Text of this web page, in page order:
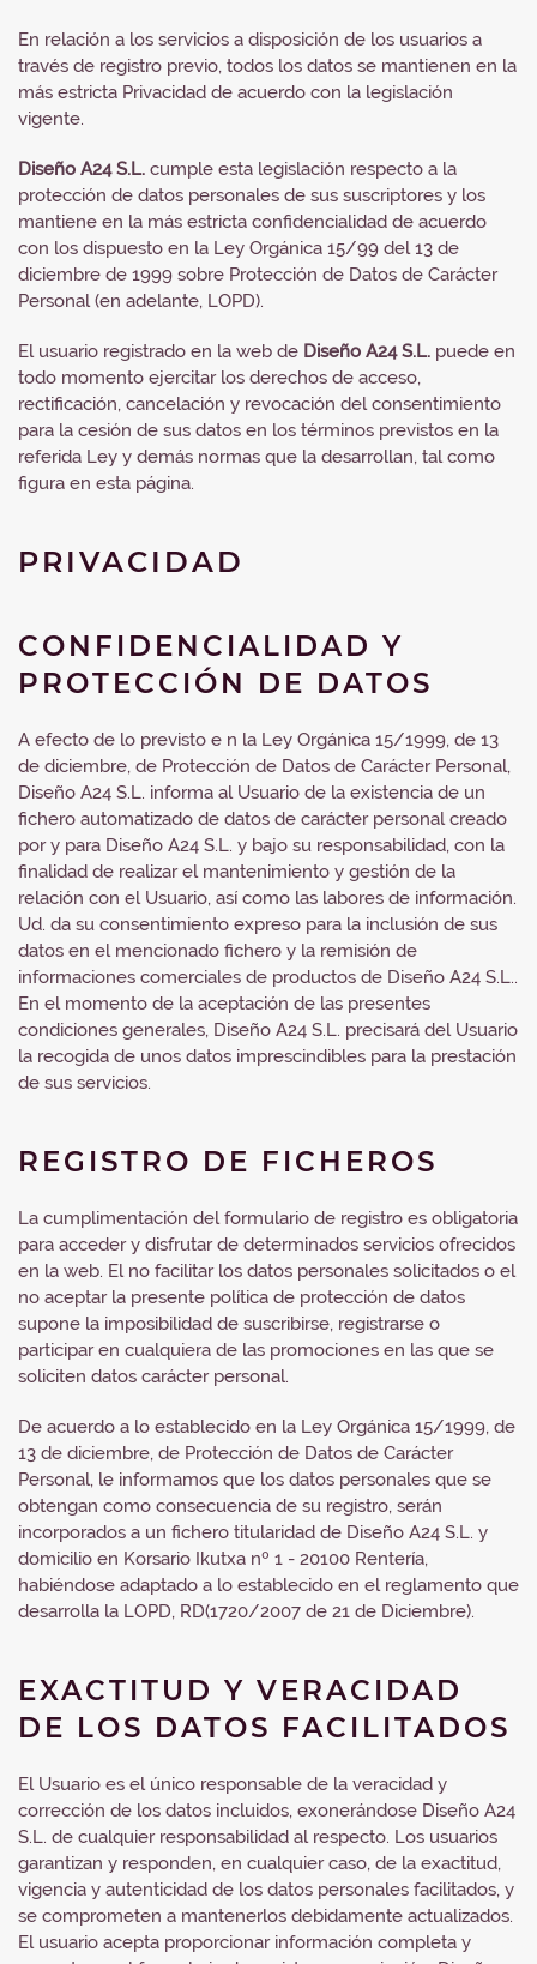
En relación a los servicios a disposición de los usuarios a
través de registro previo, todos los datos se mantienen en la
más estricta Privacidad de acuerdo con la legislación
vigente.
Diseño A24 S.L. cumple esta legislación respecto a la
protección de datos personales de sus suscriptores y los
mantiene en la más estricta confidencialidad de acuerdo
con los dispuesto en la Ley Orgánica 15/99 del 13 de
diciembre de 1999 sobre Protección de Datos de Carácter
Personal (en adelante, LOPD).
El usuario registrado en la web de Diseño A24 S.L. puede en
todo momento ejercitar los derechos de acceso,
rectificación, cancelación y revocación del consentimiento
para la cesión de sus datos en los términos previstos en la
referida Ley y demás normas que la desarrollan, tal como
figura en esta página.
PRIVACIDAD
CONFIDENCIALIDAD Y
PROTECCIÓN DE DATOS
A efecto de lo previsto e n la Ley Orgánica 15/1999, de 13
de diciembre, de Protección de Datos de Carácter Personal,
Diseño A24 S.L. informa al Usuario de la existencia de un
fichero automatizado de datos de carácter personal creado
por y para Diseño A24 S.L. y bajo su responsabilidad, con la
finalidad de realizar el mantenimiento y gestión de la
relación con el Usuario, así como las labores de información.
Ud. da su consentimiento expreso para la inclusión de sus
datos en el mencionado fichero y la remisión de
informaciones comerciales de productos de Diseño A24 S.L..
En el momento de la aceptación de las presentes
condiciones generales, Diseño A24 S.L. precisará del Usuario
la recogida de unos datos imprescindibles para la prestación
de sus servicios.
REGISTRO DE FICHEROS
La cumplimentación del formulario de registro es obligatoria
para acceder y disfrutar de determinados servicios ofrecidos
en la web. El no facilitar los datos personales solicitados o el
no aceptar la presente política de protección de datos
supone la imposibilidad de suscribirse, registrarse o
participar en cualquiera de las promociones en las que se
soliciten datos carácter personal.
De acuerdo a lo establecido en la Ley Orgánica 15/1999, de
13 de diciembre, de Protección de Datos de Carácter
Personal, le informamos que los datos personales que se
obtengan como consecuencia de su registro, serán
incorporados a un fichero titularidad de Diseño A24 S.L. y
domicilio en Korsario Ikutxa nº 1 - 20100 Rentería,
habiéndose adaptado a lo establecido en el reglamento que
desarrolla la LOPD, RD(1720/2007 de 21 de Diciembre).
EXACTITUD Y VERACIDAD
DE LOS DATOS FACILITADOS
El Usuario es el único responsable de la veracidad y
corrección de los datos incluidos, exonerándose Diseño A24
S.L. de cualquier responsabilidad al respecto. Los usuarios
garantizan y responden, en cualquier caso, de la exactitud,
vigencia y autenticidad de los datos personales facilitados, y
se comprometen a mantenerlos debidamente actualizados.
El usuario acepta proporcionar información completa y